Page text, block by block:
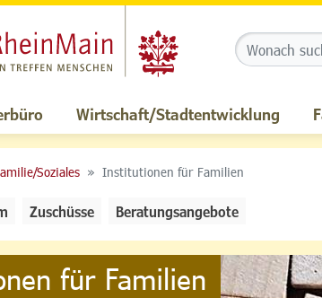
Wirtschaft/Stadtentwicklung
Soziales Institutionen für Familien
Zuschüsse Beratungsangebote
für Familien